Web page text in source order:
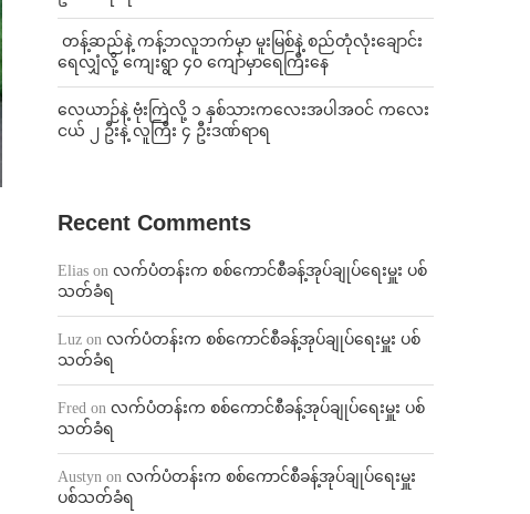
⁩ ⁨တန့်ဆည်နဲ့ ကန့်ဘလူဘက်မှာ မူးမြစ်နဲ့ စည်တုံလုံးချောင်း
ရေလျှံလို့ ကျေးရွာ ၄၀ ကျော်မှာရေကြီးနေ
⁨လေယာဉ်နဲ့ ဗုံးကြဲလို့ ၁ နှစ်သားကလေးအပါအဝင် ကလေး
ငယ် ၂ ဦးနဲ့ လူကြီး ၄ ဦးဒဏ်ရာရ
Recent Comments
Elias on လက်ပံတန်းက စစ်ကောင်စီခန့်အုပ်ချုပ်ရေးမှူး ပစ်
သတ်ခံရ
Luz on လက်ပံတန်းက စစ်ကောင်စီခန့်အုပ်ချုပ်ရေးမှူး ပစ်
သတ်ခံရ
Fred on လက်ပံတန်းက စစ်ကောင်စီခန့်အုပ်ချုပ်ရေးမှူး ပစ်
သတ်ခံရ
Austyn on လက်ပံတန်းက စစ်ကောင်စီခန့်အုပ်ချုပ်ရေးမှူး
ပစ်သတ်ခံရ